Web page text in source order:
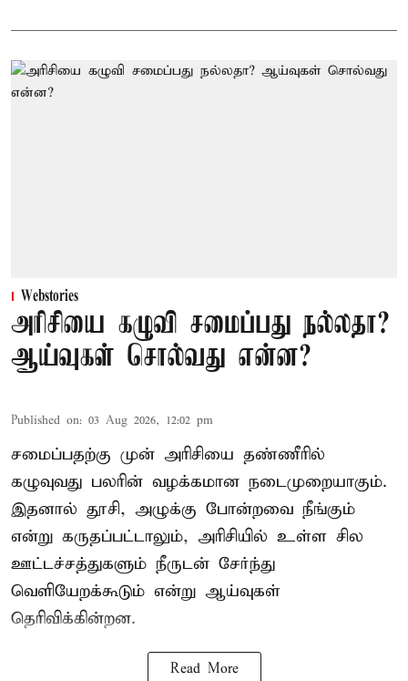
Webstories
அரிசியை கழுவி சமைப்பது நல்லதா?
ஆய்வுகள் சொல்வது என்ன?
Published on: 03 Aug 2026, 12:02 pm
சமைப்பதற்கு முன் அரிசியை தண்ணீரில்
கழுவுவது பலரின் வழக்கமான நடைமுறையாகும்.
இதனால் தூசி, அழுக்கு போன்றவை நீங்கும்
என்று கருதப்பட்டாலும், அரிசியில் உள்ள சில
ஊட்டச்சத்துகளும் நீருடன் சேர்ந்து
வெளியேறக்கூடும் என்று ஆய்வுகள்
தெரிவிக்கின்றன.
Read More